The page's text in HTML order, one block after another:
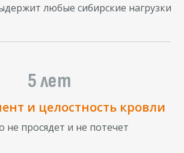
любые сибирские нагрузки
5 лет
и целостность кровли
не просядет и не потечет